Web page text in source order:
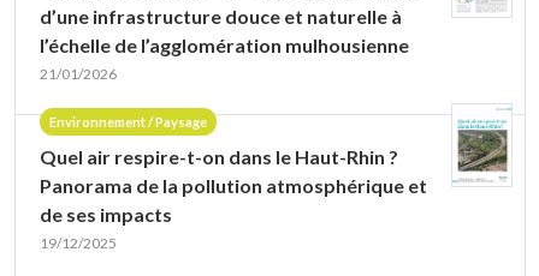
d’une infrastructure douce et naturelle à
l’échelle de l’agglomération mulhousienne
21/01/2026
Environnement / Paysage
Quel air respire-t-on dans le Haut-Rhin ?
Panorama de la pollution atmosphérique et
de ses impacts
19/12/2025